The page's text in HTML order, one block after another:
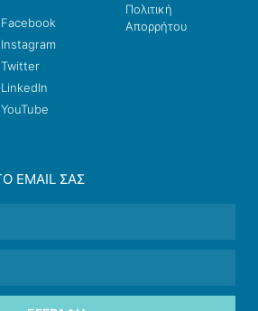
Facebook
Instagram
Twitter
LinkedIn
YouTube
Πολιτική
Απορρήτου
EMAIL ΣΑΣ